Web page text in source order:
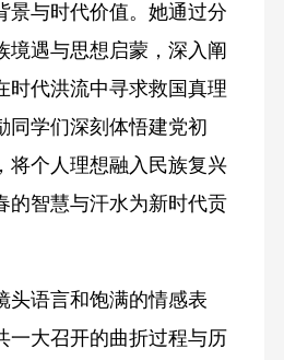
景与时代价值。她通过分
境遇与思想启蒙，深入阐
时代洪流中寻求救国真理
同学们深刻体悟建党初
将个人理想融入民族复兴
的智慧与汗水为新时代贡
语言和饱满的情感表
一大召开的曲折过程与历